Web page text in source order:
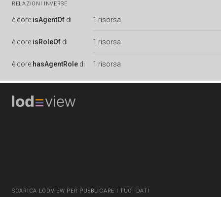
RELAZIONI INVERSE
è core:isAgentOf di 1 risorsa
è core:isRoleOf di 1 risorsa
è core:hasAgentRole di 1 risorsa
SCARICA LODVIEW PER PUBBLICARE I TUOI DATI